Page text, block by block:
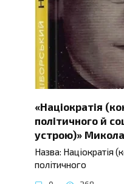
«Націократія
політичного й
устрою)»
Назва: Націократія
політичного